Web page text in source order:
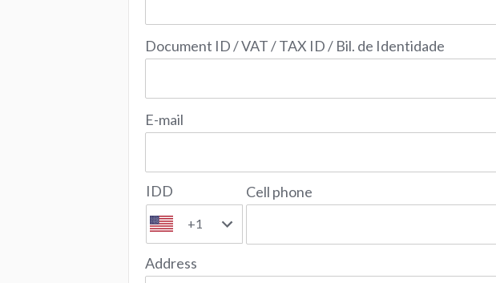
Document ID / VAT / TAX ID / Bil. de Identidade
E-mail
IDD
+1
Cell phone
Address